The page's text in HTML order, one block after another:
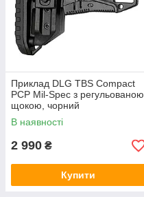
Приклад DLG TBS Compact
PCP Mil-Spec з регульованою
щокою, чорний
В наявності
2 990 ₴
Купити